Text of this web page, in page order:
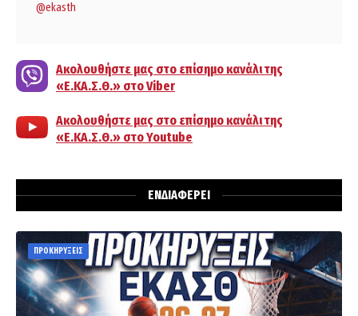
@ekasth
Ακολουθήστε μας στο επίσημο κανάλι της
«Ε.ΚΑ.Σ.Θ.» στο Viber
Ακολουθήστε μας στο επίσημο κανάλι της
«Ε.ΚΑ.Σ.Θ.» στο Youtube
ΕΝΔΙΑΦΕΡΕΙ
ΠΡΟΚΗΡΥΞΕΙΣ